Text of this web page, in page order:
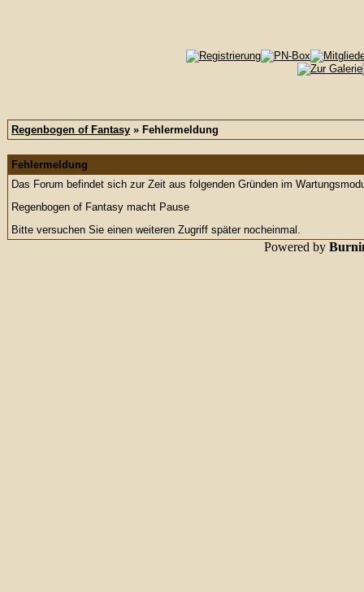
Regenbogen of Fantasy » Fehlermeldung
Fehlermeldung
Das Forum befindet sich zur Zeit aus folgenden Gründen im
Regenbogen of Fantasy macht Pause
Bitte versuchen Sie einen weiteren Zugriff später nocheinmal.
Powered by